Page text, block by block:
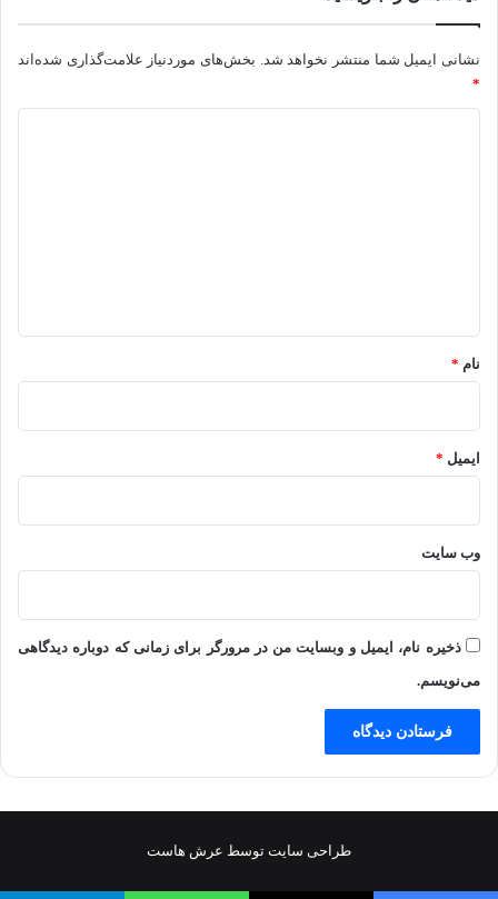
نشانی ایمیل شما منتشر نخواهد شد. بخش‌های موردنیاز علامت‌گذاری شده‌اند
*
نام *
ایمیل *
وب‌ سایت
ذخیره نام، ایمیل و وبسایت من در مرورگر برای زمانی که دوباره دیدگاهی
می‌نویسم.
طراحی سایت توسط عرش هاست